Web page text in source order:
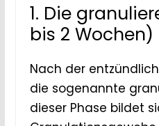
1. Die
bis 2 Wochen)
Nach der
die sogenannte
dieser Phase bildet